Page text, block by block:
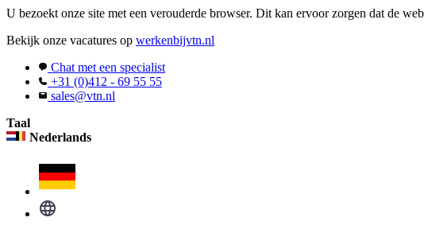
U bezoekt onze site met een verouderde browser. Dit kan ervoor zorgen dat de
Bekijk onze vacatures op werkenbijvtn.nl
Chat met een specialist
+31 (0)412 - 69 55 55
sales@vtn.nl
Taal
Nederlands